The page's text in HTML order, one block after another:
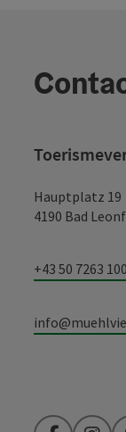
Hauptplatz 19
4190 Bad
+43 50 7263 100